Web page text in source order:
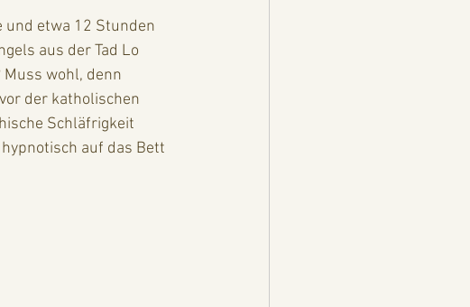
und etwa 12 Stunden
aus der Tad Lo
Muss wohl, denn
der katholischen
Schläfrigkeit
auf das Bett